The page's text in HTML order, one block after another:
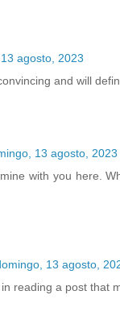
agosto, 2023
and will
13 agosto, 2023
with you here.
13 agosto,
reading a post that